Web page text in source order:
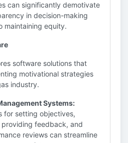
can significantly demotivate
in decision-making
maintaining equity.
software solutions that
motivational strategies
industry.
Systems:
for setting objectives,
feedback, and
reviews can streamline